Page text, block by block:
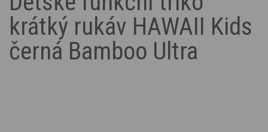
krátký rukáv HAWAII Kids
černá Bamboo Ultra